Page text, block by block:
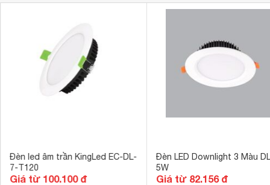
Đèn led âm trần KingLed EC-DL-
7-T120
Giá từ 100.100 đ
Đèn LED Downlight 3 Màu
5W
Giá từ 82.156 đ